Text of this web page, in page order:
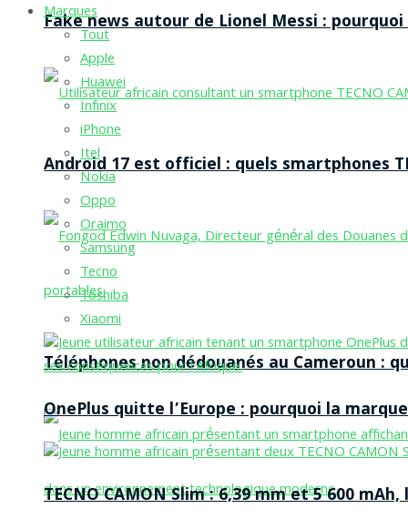
Fake news autour de Lionel Messi :
Android 17 est officiel : quels smartphones
Téléphones non dédouanés au Cameroun :
Marques
Tout
Apple
Huawei
Infinix
iPhone
Itel
Nokia
Oppo
Oraimo
Samsung
Tecno
Toshiba
Xiaomi
OnePlus quitte l’Europe : pourquoi la
TECNO CAMON Slim : 6,39 mm et 5 600